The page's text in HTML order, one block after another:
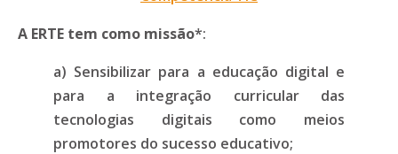
A ERTE tem como missão*:
a) Sensibilizar para a educação digital e
para a integração curricular das
tecnologias digitais como meios
promotores do sucesso educativo;